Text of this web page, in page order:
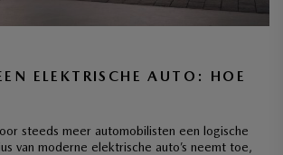
ELEKTRISCHE AUTO: HOE
steeds meer automobilisten een logische
van moderne elektrische auto’s neemt toe,